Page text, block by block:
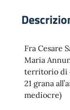
Fra Cesare
Maria
territorio di
21 grana
mediocre)